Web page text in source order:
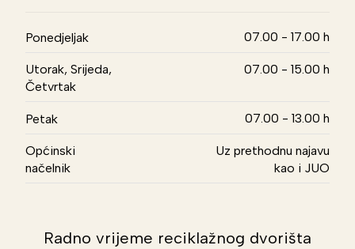
Ponedjeljak 07.00 - 17.00 h
Utorak, Srijeda,
Četvrtak
07.00 - 15.00 h
Petak 07.00 - 13.00 h
Općinski
načelnik
Uz prethodnu najavu
kao i JUO
Radno vrijeme reciklažnog dvorišta